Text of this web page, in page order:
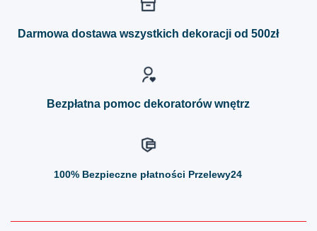
Darmowa dostawa wszystkich dekoracji od 500zł
Bezpłatna pomoc dekoratorów wnętrz
100% Bezpieczne płatności Przelewy24